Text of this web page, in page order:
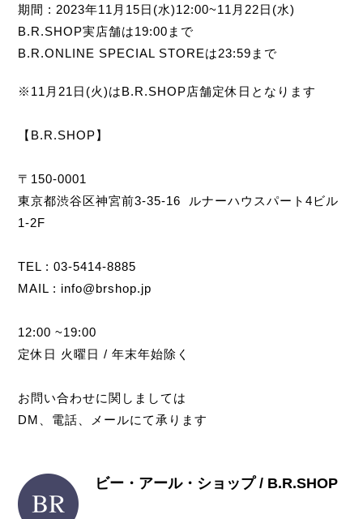
期間 : 2023年11月15日(水)12:00~11月22日(水)
B.R.SHOP実店舗は19:00まで
B.R.ONLINE SPECIAL STOREは23:59まで
※11月21日(火)はB.R.SHOP店舗定休日となります
【B.R.SHOP】
〒150-0001
東京都渋谷区神宮前3-35-16 ルナーハウスパート4ビル
1-2F
TEL : 03-5414-8885
MAIL : info@brshop.jp
12:00 ~19:00
定休日 火曜日 / 年末年始除く
お問い合わせに関しましては
DM、電話、メールにて承ります
ビー・アール・ショップ / B.R.SHOP